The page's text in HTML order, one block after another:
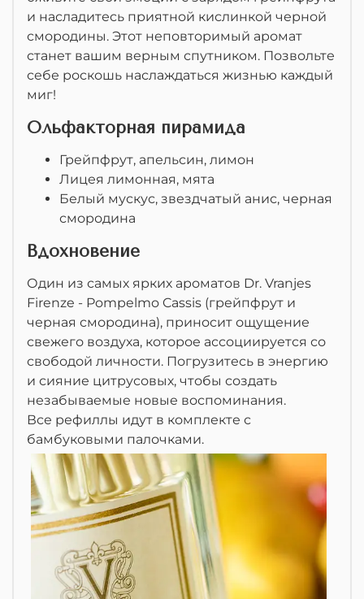
и насладитесь приятной кислинкой черной
смородины. Этот неповторимый аромат
станет вашим верным спутником. Позвольте
себе роскошь наслаждаться жизнью каждый
миг!
Ольфакторная пирамида
Грейпфрут, апельсин, лимон
Лицея лимонная, мята
Белый мускус, звездчатый анис, черная
смородина
Вдохновение
Один из самых ярких ароматов Dr. Vranjes
Firenze - Pompelmo Cassis (грейпфрут и
черная смородина), приносит ощущение
свежего воздуха, которое ассоциируется со
свободой личности. Погрузитесь в энергию
и сияние цитрусовых, чтобы создать
незабываемые новые воспоминания.
Все рефиллы идут в комплекте с
бамбуковыми палочками.